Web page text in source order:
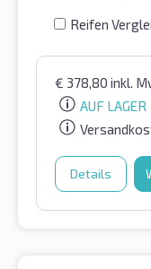
Reifen
€ 378,80 inkl.
AUF LAGER
Details